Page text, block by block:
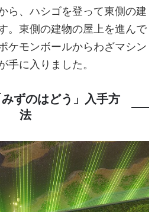
ら、ハシゴを登って東側の建
。東側の建物の屋上を進んで
ケモンボールからわざマシン
手に入りました。
ずのはどう」入手方
法